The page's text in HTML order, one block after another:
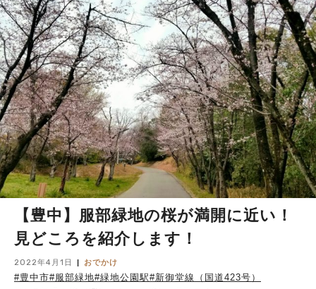
【豊中】服部緑地の桜が満開に近い！
見どころを紹介します！
2022年4月1日 おでかけ
#豊中市#服部緑地#緑地公園駅#新御堂線（国道423号）